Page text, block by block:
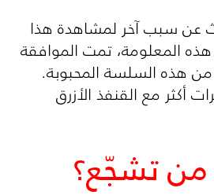
عن سبب آخر لمشاهدة هذا
هذه المعلومة، تمت الموافقة
من هذه السلسة المحبوبة.
أكثر مع القنفذ الأزرق
تشجّع؟